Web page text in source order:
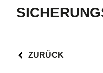
ZURÜCK